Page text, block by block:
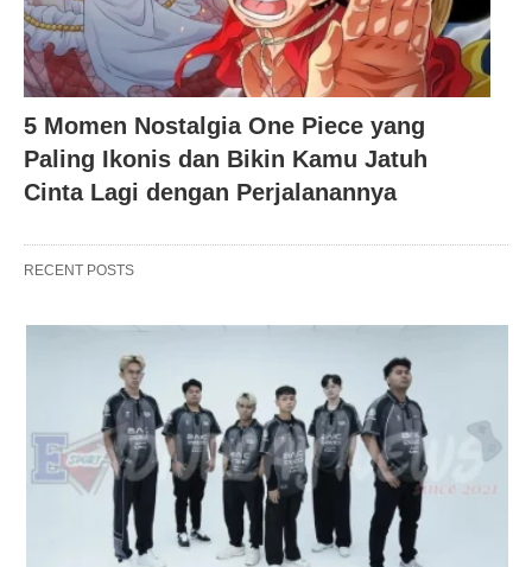
5 Momen Nostalgia One Piece yang
Paling Ikonis dan Bikin Kamu Jatuh
Cinta Lagi dengan Perjalanannya
RECENT POSTS